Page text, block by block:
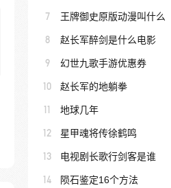
7 王牌御史原版动漫叫什么
8 赵长军醉剑是什么电影
9 幻世九歌手游优惠券
10 赵长军的地躺拳
11 地球几年
12 星甲魂将传徐鹤鸣
13 电视剧长歌行剑客是谁
14 陨石鉴定16个方法